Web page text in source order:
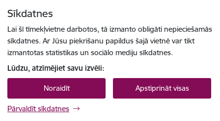
Sīkdatnes
Lai šī tīmekļvietne darbotos, tā izmanto obligāti nepieciešamās
sīkdatnes. Ar Jūsu piekrišanu papildus šajā vietnē var tikt
izmantotas statistikas un sociālo mediju sīkdatnes.
Lūdzu, atzīmējiet savu izvēli:
Noraidīt Apstiprināt visas
Pārvaldīt sīkdatnes